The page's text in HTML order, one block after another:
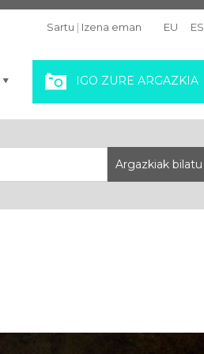
Sartu | Izena eman EU ES
IGO ZURE ARGAZKIA